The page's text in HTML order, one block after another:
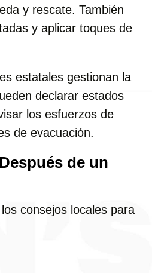
y rescate. También
y aplicar toques de
estatales gestionan la
declarar estados
los esfuerzos de
de evacuación.
de un
consejos locales para